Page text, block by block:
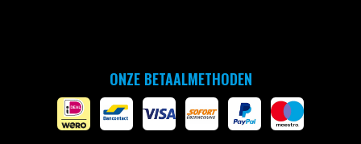
ONZE BETAALMETHODEN